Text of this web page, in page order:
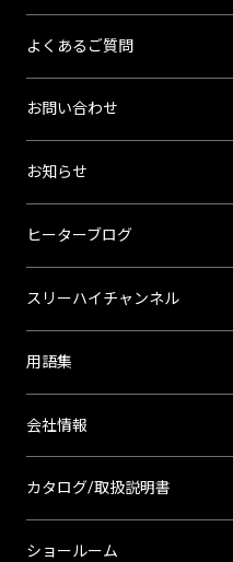
よくあるご質問
お問い合わせ
お知らせ
ヒーターブログ
スリーハイチャンネル
用語集
会社情報
カタログ/取扱説明書
ショールーム